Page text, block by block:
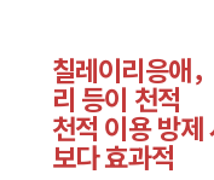
칠레이리응애
리 등이 천적
천적 이용 방
보다 효과적